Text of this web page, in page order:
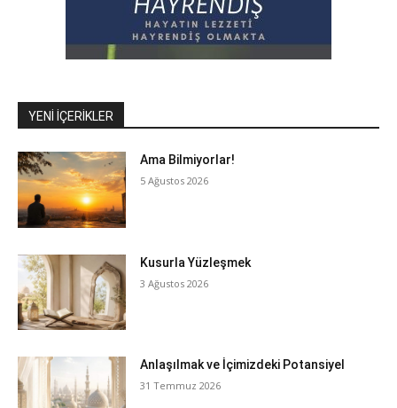
YENI İÇERIKLER
Ama Bilmiyorlar!
5 Ağustos 2026
Kusurla Yüzleşmek
3 Ağustos 2026
Anlaşılmak ve İçimizdeki Potansiyel
31 Temmuz 2026